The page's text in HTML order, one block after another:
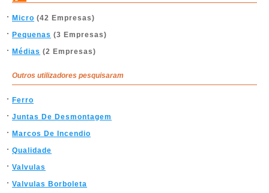
Micro (42 Empresas)
Pequenas (3 Empresas)
Médias (2 Empresas)
Outros utilizadores pesquisaram
Ferro
Juntas De Desmontagem
Marcos De Incendio
Qualidade
Valvulas
Valvulas Borboleta